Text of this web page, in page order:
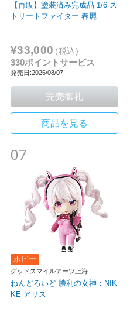
【再販】塗装済み完成品 1/6 ス
トリートファイター 春麗
¥33,000 (税込)
330ポイントサービス
発売日:2026/08/07
商品を見る
07
ホビー
グッドスマイルアーツ上海
ねんどろいど 勝利の女神：NIK
KE アリス